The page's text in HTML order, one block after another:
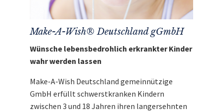
Make-A-Wish® Deutschland gGmbH
Wünsche lebensbedrohlich erkrankter Kinder
wahr werden lassen
Make-A-Wish Deutschland gemeinnützige
GmbH erfüllt schwerstkranken Kindern
zwischen 3 und 18 Jahren ihren langersehnten